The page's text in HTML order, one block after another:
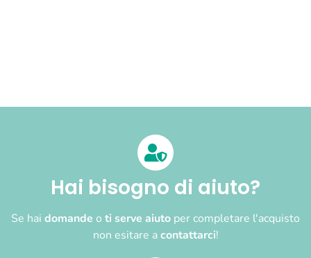
Hai bisogno di aiuto?
Se hai domande o ti serve aiuto per completare l'acquisto
non esitare acontattarci!